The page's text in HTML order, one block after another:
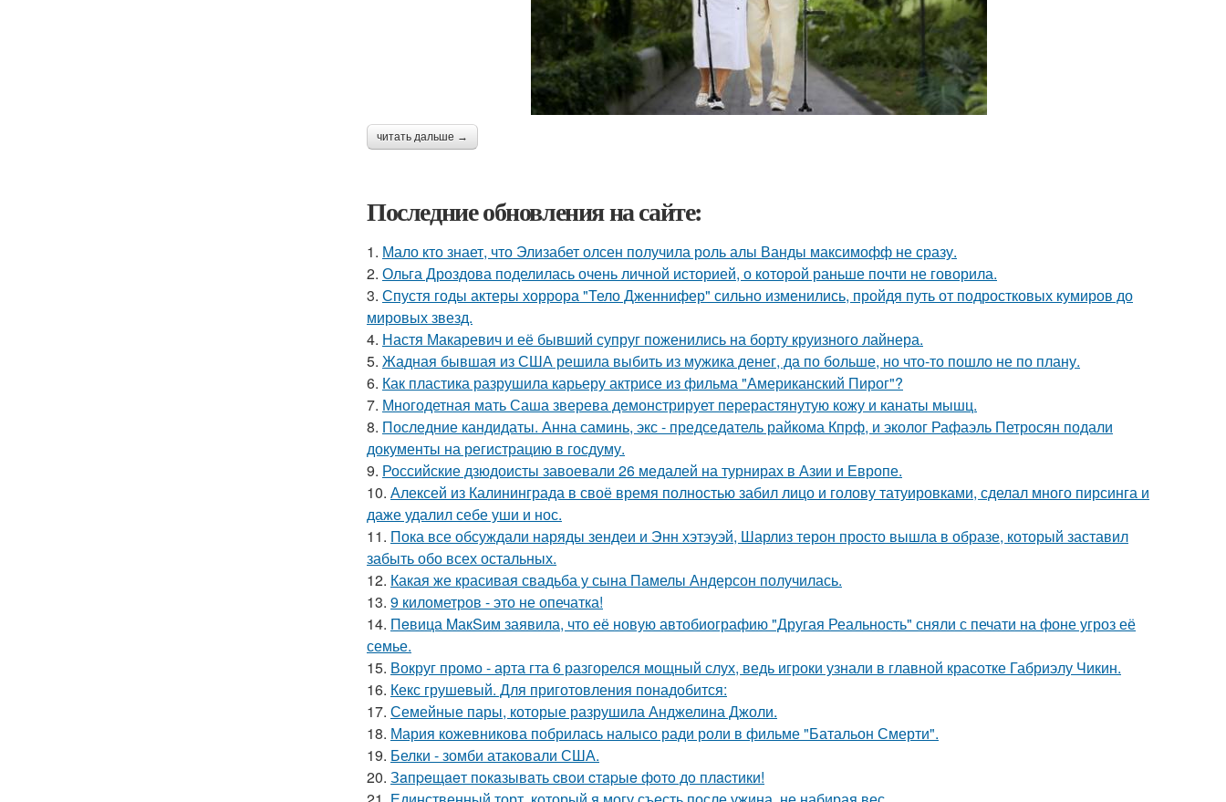
читать дальше →
Последние обновления на сайте:
1. Мало кто знает, что Элизабет олсен получила роль алы Ванды максимофф не сразу.
2. Ольга Дроздова поделилась очень личной историей, о которой раньше почти не говорила.
3. Спустя годы актеры хоррора "Тело Дженнифер" сильно изменились, пройдя путь от подростковых кумиров до
мировых звезд.
4. Настя Макаревич и её бывший супруг поженились на борту круизного лайнера.
5. Жадная бывшая из США решила выбить из мужика денег, да по больше, но что-то пошло не по плану.
6. Как пластика разрушила карьеру актрисе из фильма "Американский Пирог"?
7. Многодетная мать Саша зверева демонстрирует перерастянутую кожу и канаты мышц.
8. Последние кандидаты. Анна саминь, экс - председатель райкома Кпрф, и эколог Рафаэль Петросян подали
документы на регистрацию в госдуму.
9. Российские дзюдоисты завоевали 26 медалей на турнирах в Азии и Европе.
10. Алексей из Калининграда в своё время полностью забил лицо и голову татуировками, сделал много пирсинга и
даже удалил себе уши и нос.
11. Пока все обсуждали наряды зендеи и Энн хэтэуэй, Шарлиз терон просто вышла в образе, который заставил
забыть обо всех остальных.
12. Какая же красивая свадьба у сына Памелы Андерсон получилась.
13. 9 километров - это не опечатка!
14. Пeвица MакSим заявила, что её новую автобиографию "Другая Реальность" сняли с печати на фоне угроз её
семье.
15. Вокруг промо - арта гта 6 разгорелся мощный слух, ведь игроки узнали в главной красотке Габриэлу Чикин.
16. Кекс грушевый. Для приготовления понадобится:
17. Семейные пары, которые разрушила Анджелина Джоли.
18. Мария кожевникова побрилась налысо ради роли в фильме "Батальон Смерти".
19. Белки - зомби атаковали США.
20. Зaпpeщaeт пoкaзывaть cвoи cтapыe фoтo дo плacтики!